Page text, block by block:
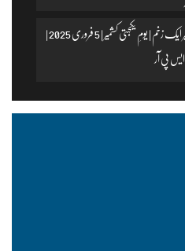
کشمیر ایک زخم | یومِ یکجہتی کشمیر | 5 فروری 2025 |
پی آر